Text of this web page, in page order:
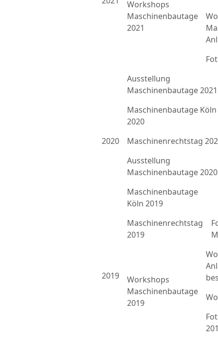
Workshops
Maschinenbautage
2021
Ausstellung
Maschinenbautage 2021
2020
Maschinenbautage Köln
2020
Maschinenrechtstag
Ausstellung
Maschinenbautage 2020
2019
Maschinenbautage
Köln 2019
Maschinenrechtstag
2019
Workshops
Maschinenbautage
2019